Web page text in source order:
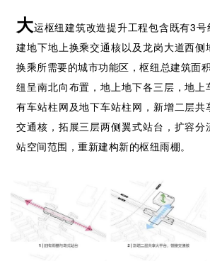
大运枢纽建筑改造提升工程包含既有3
建地下地上换乘交通核以及龙岗大道西侧
换乘所需要的城市功能区，枢纽总建筑面
纽呈南北向布置，地上地下各三层，地上
有车站柱网及地下车站柱网，新增二层共
交通核，拓展三层两侧翼式站台，扩容分
站空间范围，重新建构新的枢纽雨棚。